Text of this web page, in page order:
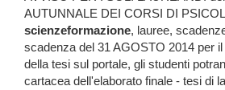
AUTUNNALE DEI CORSI DI
scienzeformazione, lauree,
scadenza del 31 AGOSTO 2014 per
della tesi sul portale, gli studenti
cartacea dell'elaborato finale - tesi di